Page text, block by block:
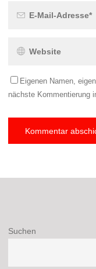
Eigenen Namen,
nächste Kommentierung
Suchen